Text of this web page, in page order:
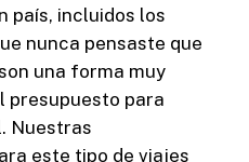
país, incluidos los
nunca pensaste que
una forma muy
presupuesto para
Nuestras
este tipo de viajes